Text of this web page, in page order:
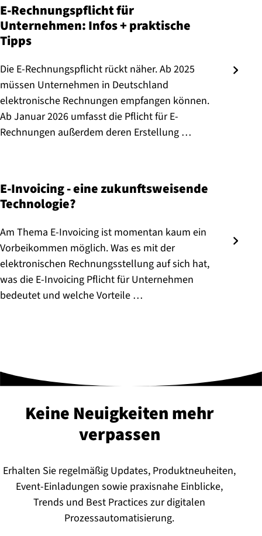
E-Rechnungspflicht für
Unternehmen: Infos + praktische
Tipps
Die E-Rechnungspflicht rückt näher. Ab 2025
müssen Unternehmen in Deutschland
elektronische Rechnungen empfangen können.
Ab Januar 2026 umfasst die Pflicht für E-
Rechnungen außerdem deren Erstellung …
E-Invoicing - eine zukunftsweisende
Technologie?
Am Thema E-Invoicing ist momentan kaum ein
Vorbeikommen möglich. Was es mit der
elektronischen Rechnungsstellung auf sich hat,
was die E-Invoicing Pflicht für Unternehmen
bedeutet und welche Vorteile …
Keine Neuigkeiten mehr
verpassen
Erhalten Sie regelmäßig Updates, Produktneuheiten,
Event-Einladungen sowie praxisnahe Einblicke,
Trends und Best Practices zur digitalen
Prozessautomatisierung.